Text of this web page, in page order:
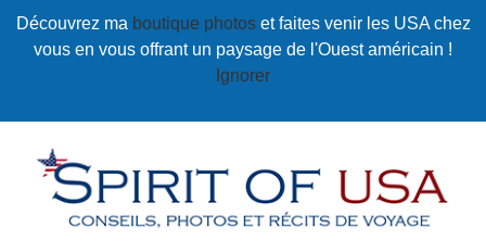
Découvrez ma boutique photos et faites venir les USA chez
vous en vous offrant un paysage de l'Ouest américain !
Ignorer
contenu